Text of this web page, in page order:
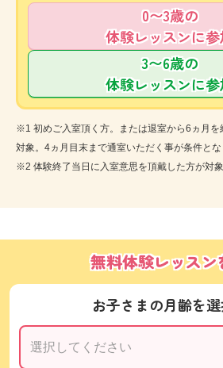
0〜3歳の
体験レッスンに
3〜6歳の
体験レッスンに
※1 初めご入室頂く方。または退室から6ヵ月を
対象。4ヵ月目末まで通室いただく事が条件とな
※2 体験終了当日に入室意思を頂戴した方が対象
無料体験レッスン
お子さまの月齢を